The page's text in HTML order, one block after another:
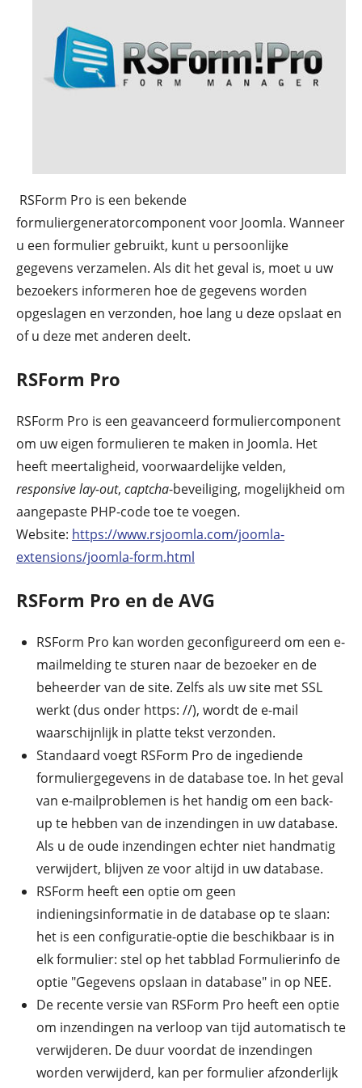
RSForm Pro is een bekende
formuliergeneratorcomponent voor Joomla. Wanneer
u een formulier gebruikt, kunt u persoonlijke
gegevens verzamelen. Als dit het geval is, moet u uw
bezoekers informeren hoe de gegevens worden
opgeslagen en verzonden, hoe lang u deze opslaat en
of u deze met anderen deelt.
RSForm Pro
RSForm Pro is een geavanceerd formuliercomponent
om uw eigen formulieren te maken in Joomla. Het
heeft meertaligheid, voorwaardelijke velden,
responsive lay-out, captcha-beveiliging, mogelijkheid om
aangepaste PHP-code toe te voegen.
Website: https://www.rsjoomla.com/joomla-
extensions/joomla-form.html
RSForm Pro en de AVG
RSForm Pro kan worden geconfigureerd om een ​​e-
mailmelding te sturen naar de bezoeker en de
beheerder van de site. Zelfs als uw site met SSL
werkt (dus onder https: //), wordt de e-mail
waarschijnlijk in platte tekst verzonden.
Standaard voegt RSForm Pro de ingediende
formuliergegevens in de database toe. In het geval
van e-mailproblemen is het handig om een ​​back-
up te hebben van de inzendingen in uw database.
Als u de oude inzendingen echter niet handmatig
verwijdert, blijven ze voor altijd in uw database.
RSForm heeft een optie om geen
indieningsinformatie in de database op te slaan:
het is een configuratie-optie die beschikbaar is in
elk formulier: stel op het tabblad Formulierinfo de
optie "Gegevens opslaan in database" in op NEE.
De recente versie van RSForm Pro heeft een optie
om inzendingen na verloop van tijd automatisch te
verwijderen. De duur voordat de inzendingen
worden verwijderd, kan per formulier afzonderlijk